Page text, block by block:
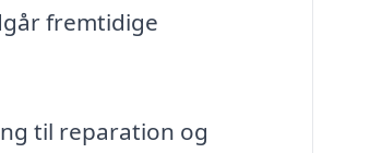
fremtidige
til reparation og